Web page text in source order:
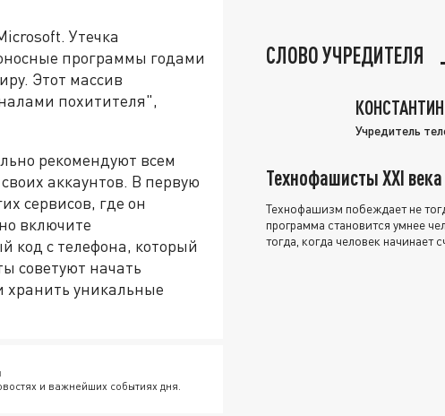
Утечка
программы годами
Этот массив
похитителя",
рекомендуют всем
аккаунтов. В первую
сервисов, где он
включите
код с телефона, который
советуют начать
хранить уникальные
и важнейших событиях дня.
СЛОВО УЧРЕДИТЕЛЯ
Учредитель
Технофашисты XXI века
Технофашизм побеждает не
программа становится умнее
тогда, когда человек начинает